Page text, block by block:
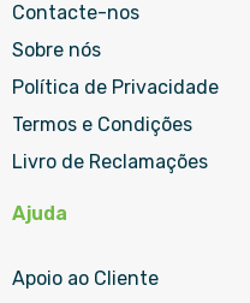
Contacte-nos
Sobre nós
Política de Privacidade
Termos e Condições
Livro de Reclamações
Ajuda
Apoio ao Cliente